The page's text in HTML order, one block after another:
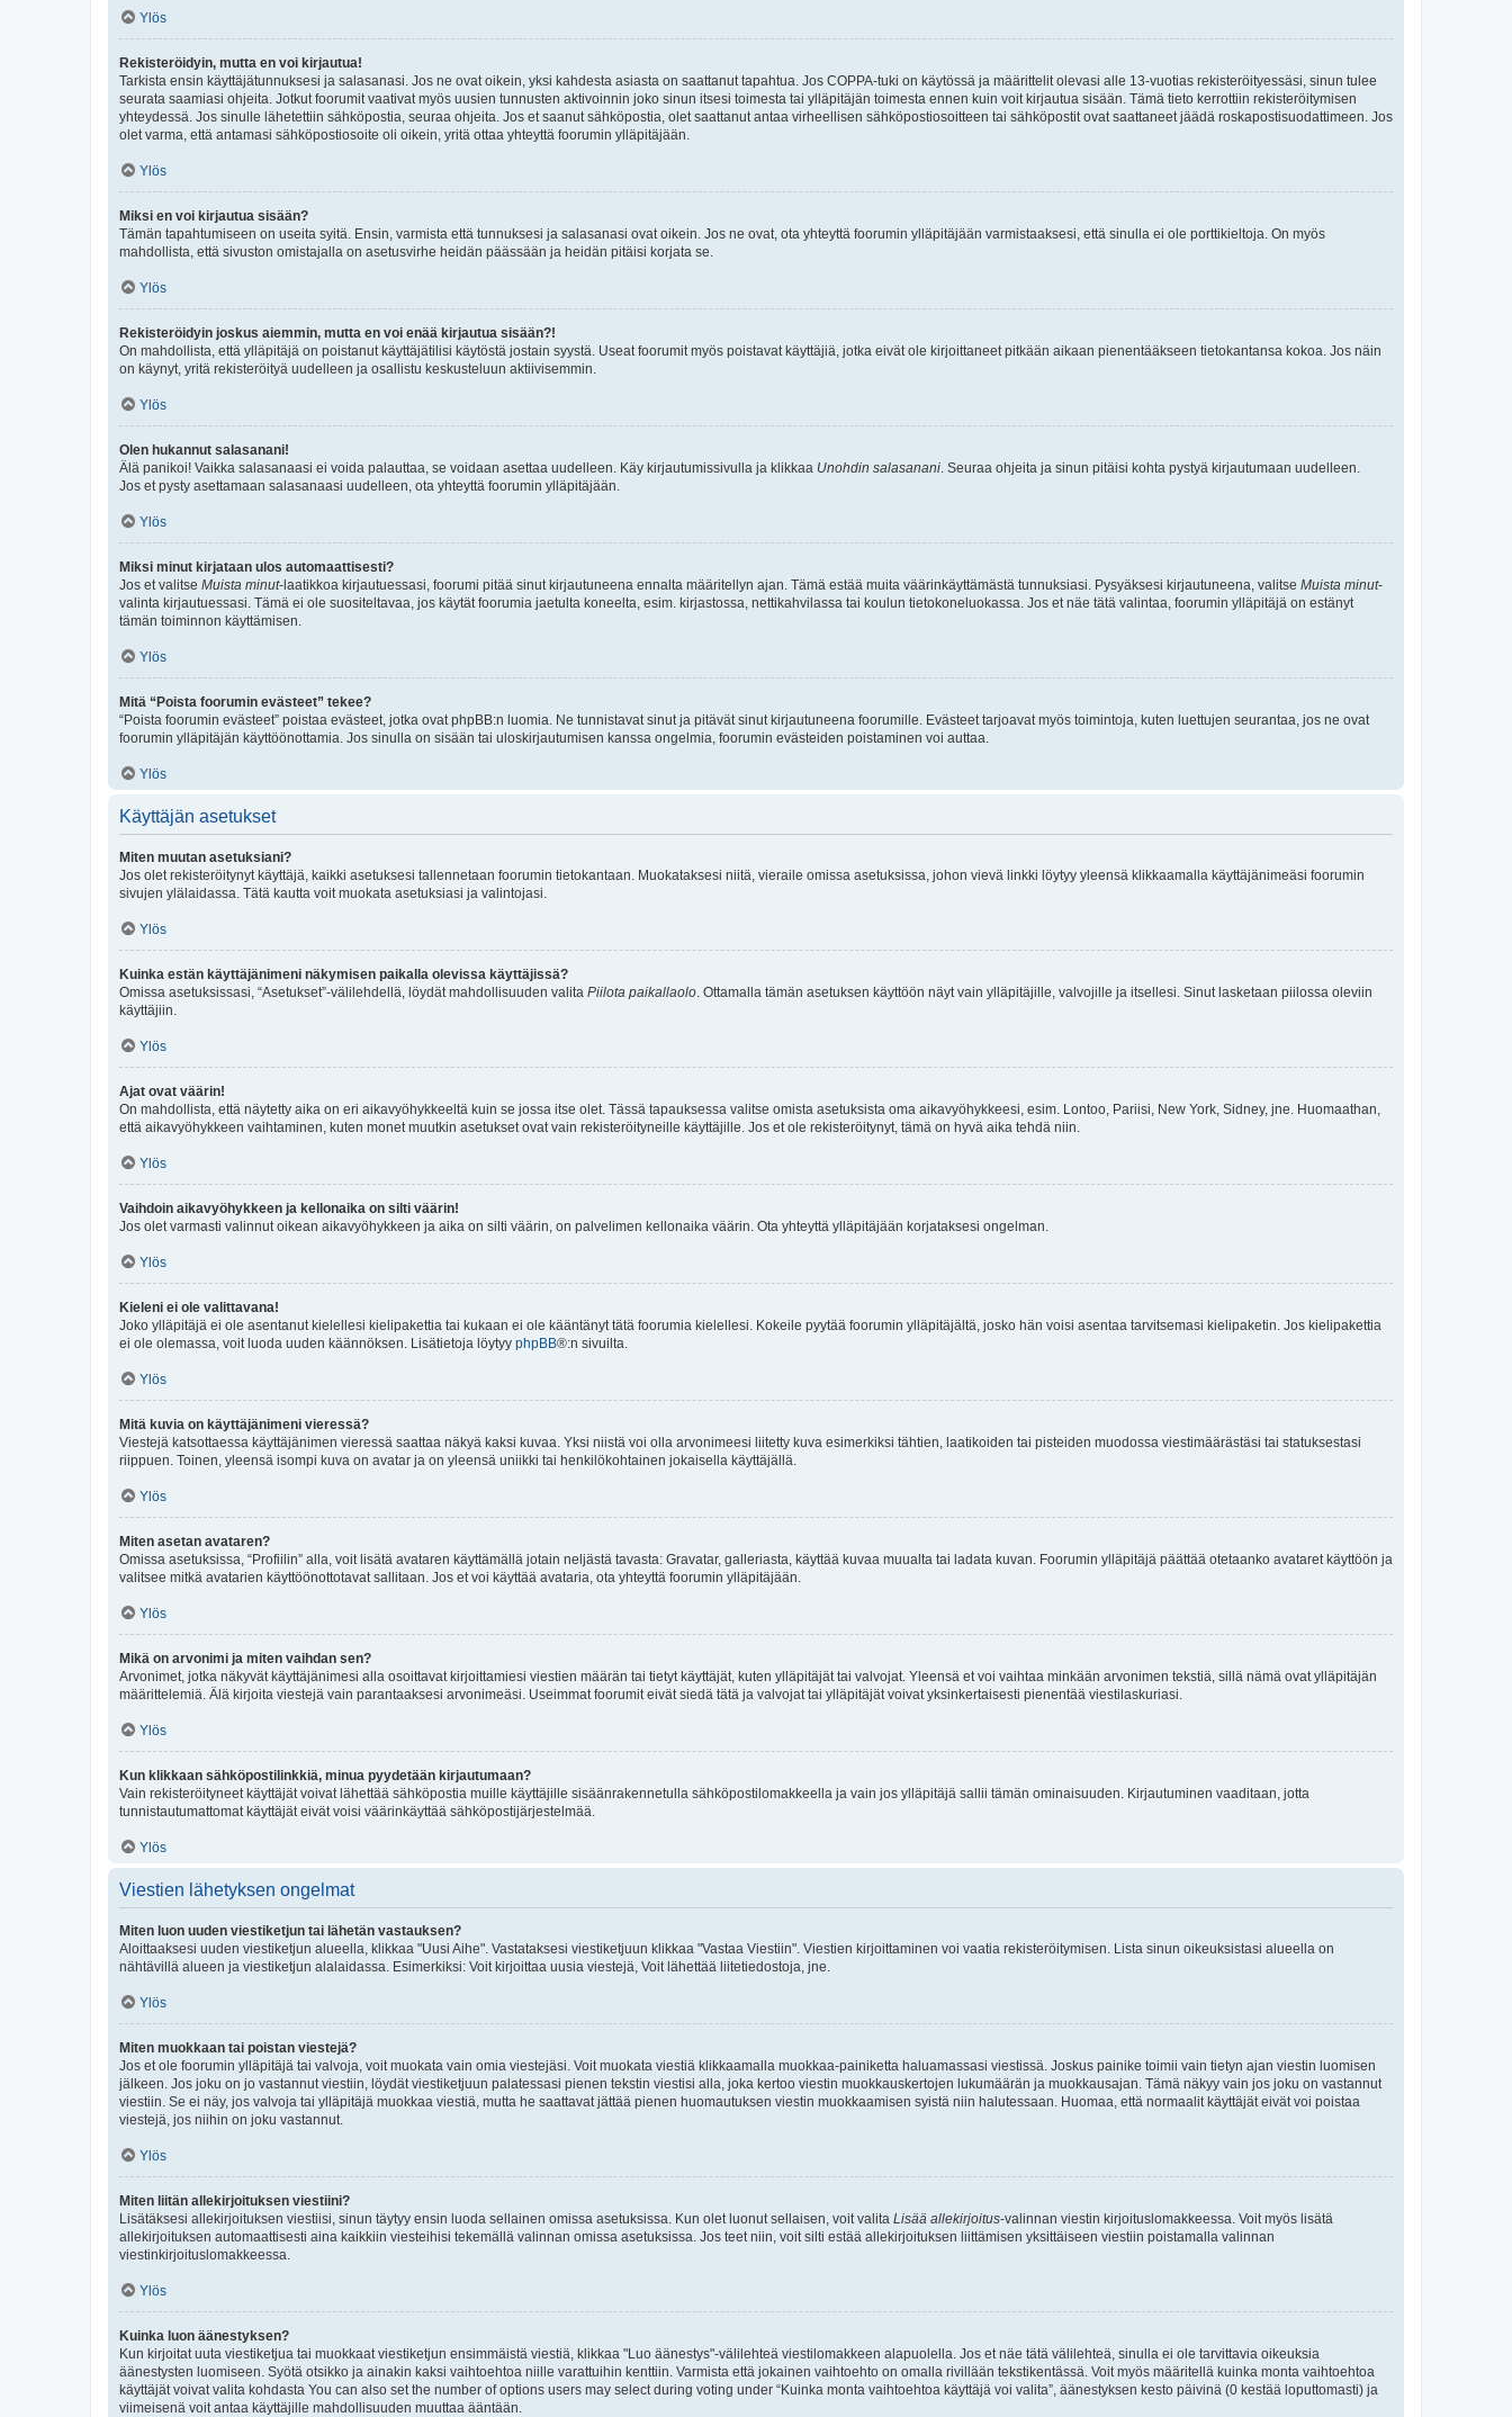
Ylös
Rekisteröidyin, mutta en voi kirjautua!
Tarkista ensin käyttäjätunnuksesi ja salasanasi. Jos ne ovat oikein, yksi kahdesta asiasta on saattanut tapahtua. Jos COPPA-tuki on käytössä ja määrittelit olevasi alle 13-vuotias rekisteröityessäsi, sinun tulee
seurata saamiasi ohjeita. Jotkut foorumit vaativat myös uusien tunnusten aktivoinnin joko sinun itsesi toimesta tai ylläpitäjän toimesta ennen kuin voit kirjautua sisään. Tämä tieto kerrottiin rekisteröitymisen
yhteydessä. Jos sinulle lähetettiin sähköpostia, seuraa ohjeita. Jos et saanut sähköpostia, olet saattanut antaa virheellisen sähköpostiosoitteen tai sähköpostit ovat saattaneet jäädä roskapostisuodattimeen. Jos
olet varma, että antamasi sähköpostiosoite oli oikein, yritä ottaa yhteyttä foorumin ylläpitäjään.
Ylös
Miksi en voi kirjautua sisään?
Tämän tapahtumiseen on useita syitä. Ensin, varmista että tunnuksesi ja salasanasi ovat oikein. Jos ne ovat, ota yhteyttä foorumin ylläpitäjään varmistaaksesi, että sinulla ei ole porttikieltoja. On myös
mahdollista, että sivuston omistajalla on asetusvirhe heidän päässään ja heidän pitäisi korjata se.
Ylös
Rekisteröidyin joskus aiemmin, mutta en voi enää kirjautua sisään?!
On mahdollista, että ylläpitäjä on poistanut käyttäjätilisi käytöstä jostain syystä. Useat foorumit myös poistavat käyttäjiä, jotka eivät ole kirjoittaneet pitkään aikaan pienentääkseen tietokantansa kokoa. Jos näin
on käynyt, yritä rekisteröityä uudelleen ja osallistu keskusteluun aktiivisemmin.
Ylös
Olen hukannut salasanani!
Älä panikoi! Vaikka salasanaasi ei voida palauttaa, se voidaan asettaa uudelleen. Käy kirjautumissivulla ja klikkaa Unohdin salasanani. Seuraa ohjeita ja sinun pitäisi kohta pystyä kirjautumaan uudelleen.
Jos et pysty asettamaan salasanaasi uudelleen, ota yhteyttä foorumin ylläpitäjään.
Ylös
Miksi minut kirjataan ulos automaattisesti?
Jos et valitse Muista minut-laatikkoa kirjautuessasi, foorumi pitää sinut kirjautuneena ennalta määritellyn ajan. Tämä estää muita väärinkäyttämästä tunnuksiasi. Pysyäksesi kirjautuneena, valitse Muista minut-
valinta kirjautuessasi. Tämä ei ole suositeltavaa, jos käytät foorumia jaetulta koneelta, esim. kirjastossa, nettikahvilassa tai koulun tietokoneluokassa. Jos et näe tätä valintaa, foorumin ylläpitäjä on estänyt
tämän toiminnon käyttämisen.
Ylös
Mitä “Poista foorumin evästeet” tekee?
“Poista foorumin evästeet” poistaa evästeet, jotka ovat phpBB:n luomia. Ne tunnistavat sinut ja pitävät sinut kirjautuneena foorumille. Evästeet tarjoavat myös toimintoja, kuten luettujen seurantaa, jos ne ovat
foorumin ylläpitäjän käyttöönottamia. Jos sinulla on sisään tai uloskirjautumisen kanssa ongelmia, foorumin evästeiden poistaminen voi auttaa.
Ylös
Käyttäjän asetukset
Miten muutan asetuksiani?
Jos olet rekisteröitynyt käyttäjä, kaikki asetuksesi tallennetaan foorumin tietokantaan. Muokataksesi niitä, vieraile omissa asetuksissa, johon vievä linkki löytyy yleensä klikkaamalla käyttäjänimeäsi foorumin
sivujen ylälaidassa. Tätä kautta voit muokata asetuksiasi ja valintojasi.
Ylös
Kuinka estän käyttäjänimeni näkymisen paikalla olevissa käyttäjissä?
Omissa asetuksissasi, “Asetukset”-välilehdellä, löydät mahdollisuuden valita Piilota paikallaolo. Ottamalla tämän asetuksen käyttöön näyt vain ylläpitäjille, valvojille ja itsellesi. Sinut lasketaan piilossa oleviin
käyttäjiin.
Ylös
Ajat ovat väärin!
On mahdollista, että näytetty aika on eri aikavyöhykkeeltä kuin se jossa itse olet. Tässä tapauksessa valitse omista asetuksista oma aikavyöhykkeesi, esim. Lontoo, Pariisi, New York, Sidney, jne. Huomaathan,
että aikavyöhykkeen vaihtaminen, kuten monet muutkin asetukset ovat vain rekisteröityneille käyttäjille. Jos et ole rekisteröitynyt, tämä on hyvä aika tehdä niin.
Ylös
Vaihdoin aikavyöhykkeen ja kellonaika on silti väärin!
Jos olet varmasti valinnut oikean aikavyöhykkeen ja aika on silti väärin, on palvelimen kellonaika väärin. Ota yhteyttä ylläpitäjään korjataksesi ongelman.
Ylös
Kieleni ei ole valittavana!
Joko ylläpitäjä ei ole asentanut kielellesi kielipakettia tai kukaan ei ole kääntänyt tätä foorumia kielellesi. Kokeile pyytää foorumin ylläpitäjältä, josko hän voisi asentaa tarvitsemasi kielipaketin. Jos kielipakettia
ei ole olemassa, voit luoda uuden käännöksen. Lisätietoja löytyy phpBB®:n sivuilta.
Ylös
Mitä kuvia on käyttäjänimeni vieressä?
Viestejä katsottaessa käyttäjänimen vieressä saattaa näkyä kaksi kuvaa. Yksi niistä voi olla arvonimeesi liitetty kuva esimerkiksi tähtien, laatikoiden tai pisteiden muodossa viestimäärästäsi tai statuksestasi
riippuen. Toinen, yleensä isompi kuva on avatar ja on yleensä uniikki tai henkilökohtainen jokaisella käyttäjällä.
Ylös
Miten asetan avataren?
Omissa asetuksissa, “Profiilin” alla, voit lisätä avataren käyttämällä jotain neljästä tavasta: Gravatar, galleriasta, käyttää kuvaa muualta tai ladata kuvan. Foorumin ylläpitäjä päättää otetaanko avataret käyttöön ja
valitsee mitkä avatarien käyttöönottotavat sallitaan. Jos et voi käyttää avataria, ota yhteyttä foorumin ylläpitäjään.
Ylös
Mikä on arvonimi ja miten vaihdan sen?
Arvonimet, jotka näkyvät käyttäjänimesi alla osoittavat kirjoittamiesi viestien määrän tai tietyt käyttäjät, kuten ylläpitäjät tai valvojat. Yleensä et voi vaihtaa minkään arvonimen tekstiä, sillä nämä ovat ylläpitäjän
määrittelemiä. Älä kirjoita viestejä vain parantaaksesi arvonimeäsi. Useimmat foorumit eivät siedä tätä ja valvojat tai ylläpitäjät voivat yksinkertaisesti pienentää viestilaskuriasi.
Ylös
Kun klikkaan sähköpostilinkkiä, minua pyydetään kirjautumaan?
Vain rekisteröityneet käyttäjät voivat lähettää sähköpostia muille käyttäjille sisäänrakennetulla sähköpostilomakkeella ja vain jos ylläpitäjä sallii tämän ominaisuuden. Kirjautuminen vaaditaan, jotta
tunnistautumattomat käyttäjät eivät voisi väärinkäyttää sähköpostijärjestelmää.
Ylös
Viestien lähetyksen ongelmat
Miten luon uuden viestiketjun tai lähetän vastauksen?
Aloittaaksesi uuden viestiketjun alueella, klikkaa "Uusi Aihe". Vastataksesi viestiketjuun klikkaa "Vastaa Viestiin". Viestien kirjoittaminen voi vaatia rekisteröitymisen. Lista sinun oikeuksistasi alueella on
nähtävillä alueen ja viestiketjun alalaidassa. Esimerkiksi: Voit kirjoittaa uusia viestejä, Voit lähettää liitetiedostoja, jne.
Ylös
Miten muokkaan tai poistan viestejä?
Jos et ole foorumin ylläpitäjä tai valvoja, voit muokata vain omia viestejäsi. Voit muokata viestiä klikkaamalla muokkaa-painiketta haluamassasi viestissä. Joskus painike toimii vain tietyn ajan viestin luomisen
jälkeen. Jos joku on jo vastannut viestiin, löydät viestiketjuun palatessasi pienen tekstin viestisi alla, joka kertoo viestin muokkauskertojen lukumäärän ja muokkausajan. Tämä näkyy vain jos joku on vastannut
viestiin. Se ei näy, jos valvoja tai ylläpitäjä muokkaa viestiä, mutta he saattavat jättää pienen huomautuksen viestin muokkaamisen syistä niin halutessaan. Huomaa, että normaalit käyttäjät eivät voi poistaa
viestejä, jos niihin on joku vastannut.
Ylös
Miten liitän allekirjoituksen viestiini?
Lisätäksesi allekirjoituksen viestiisi, sinun täytyy ensin luoda sellainen omissa asetuksissa. Kun olet luonut sellaisen, voit valita Lisää allekirjoitus-valinnan viestin kirjoituslomakkeessa. Voit myös lisätä
allekirjoituksen automaattisesti aina kaikkiin viesteihisi tekemällä valinnan omissa asetuksissa. Jos teet niin, voit silti estää allekirjoituksen liittämisen yksittäiseen viestiin poistamalla valinnan
viestinkirjoituslomakkeessa.
Ylös
Kuinka luon äänestyksen?
Kun kirjoitat uuta viestiketjua tai muokkaat viestiketjun ensimmäistä viestiä, klikkaa "Luo äänestys"-välilehteä viestilomakkeen alapuolella. Jos et näe tätä välilehteä, sinulla ei ole tarvittavia oikeuksia
äänestysten luomiseen. Syötä otsikko ja ainakin kaksi vaihtoehtoa niille varattuihin kenttiin. Varmista että jokainen vaihtoehto on omalla rivillään tekstikentässä. Voit myös määritellä kuinka monta vaihtoehtoa
käyttäjät voivat valita kohdasta You can also set the number of options users may select during voting under “Kuinka monta vaihtoehtoa käyttäjä voi valita”, äänestyksen kesto päivinä (0 kestää loputtomasti) ja
viimeisenä voit antaa käyttäjille mahdollisuuden muuttaa ääntään.